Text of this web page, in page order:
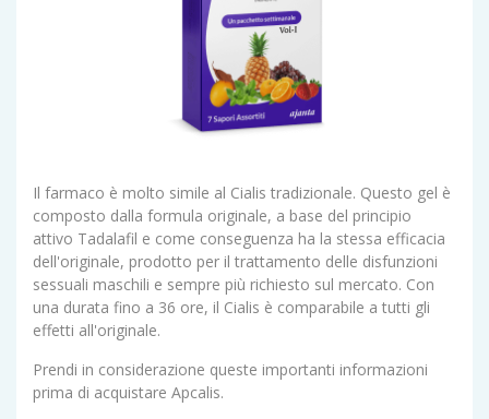
Il farmaco è molto simile al Cialis tradizionale. Questo gel è
composto dalla formula originale, a base del principio
attivo Tadalafil e come conseguenza ha la stessa efficacia
dell'originale, prodotto per il trattamento delle disfunzioni
sessuali maschili e sempre più richiesto sul mercato. Con
una durata fino a 36 ore, il Cialis è comparabile a tutti gli
effetti all'originale.
Prendi in considerazione queste importanti informazioni
prima di acquistare Apcalis.